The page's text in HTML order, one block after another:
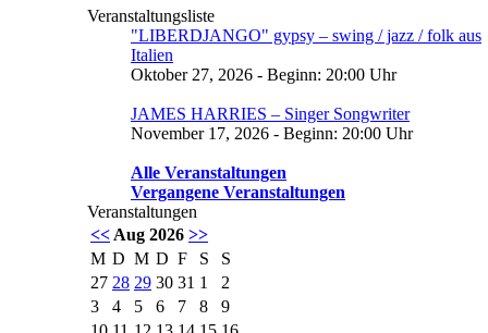
Veranstaltungsliste
"LIBERDJANGO" gypsy – swing / jazz / folk aus
Italien
Oktober 27, 2026 - Beginn: 20:00 Uhr
JAMES HARRIES – Singer Songwriter
November 17, 2026 - Beginn: 20:00 Uhr
Alle Veranstaltungen
Vergangene Veranstaltungen
Veranstaltungen
<< Aug 2026 >>
M D M D F S
S
27 28 29 30 31 1
2
3
4 5 6 7 8
9